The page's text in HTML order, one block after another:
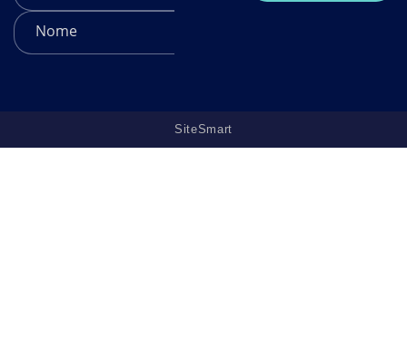
SiteSmart